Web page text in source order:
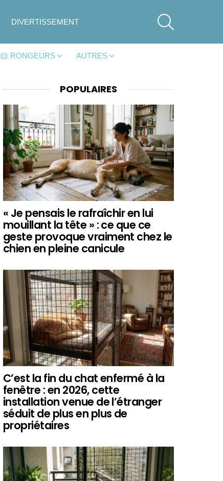
DIVERTISSEMENT
🐹 RONGEURS AUTRES
POPULAIRES
« Je pensais le rafraîchir en lui
mouillant la tête » : ce que ce
geste provoque vraiment chez le
chien en pleine canicule
C’est la fin du chat enfermé à la
fenêtre : en 2026, cette
installation venue de l’étranger
séduit de plus en plus de
propriétaires